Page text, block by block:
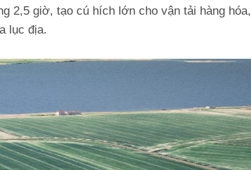
2,5 giờ, tạo cú hích lớn cho vận tải hàng hóa,
lục địa.